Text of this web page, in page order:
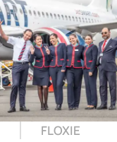
FLOXIE